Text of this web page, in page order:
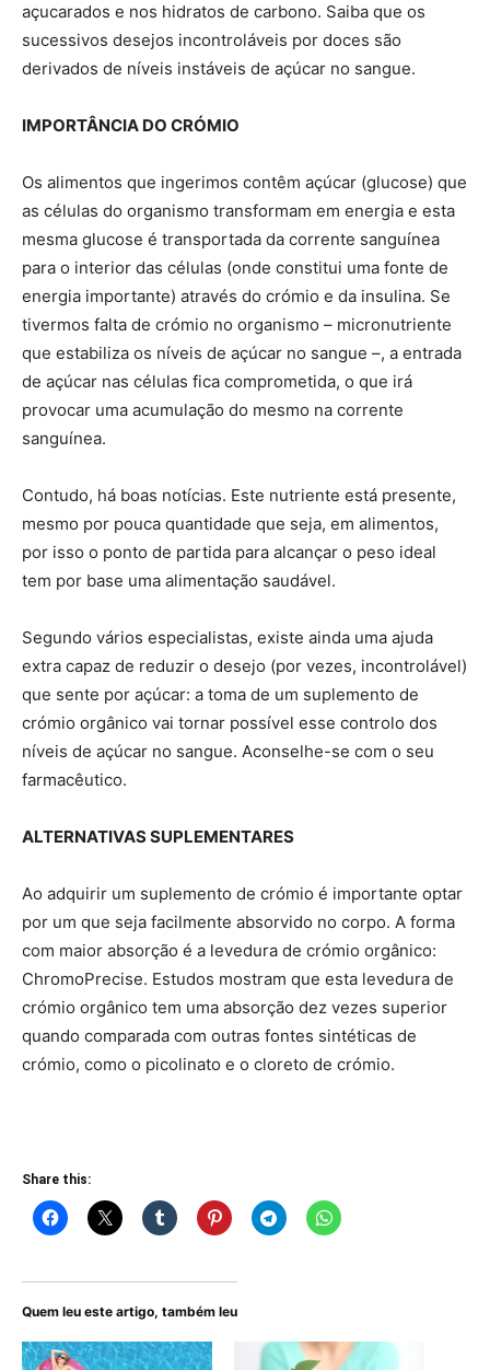
açucarados e nos hidratos de carbono. Saiba que os
sucessivos desejos incontroláveis por doces são
derivados de níveis instáveis de açúcar no sangue.
IMPORTÂNCIA DO CRÓMIO
Os alimentos que ingerimos contêm açúcar (glucose) que
as células do organismo transformam em energia e esta
mesma glucose é transportada da corrente sanguínea
para o interior das células (onde constitui uma fonte de
energia importante) através do crómio e da insulina. Se
tivermos falta de crómio no organismo – micronutriente
que estabiliza os níveis de açúcar no sangue –, a entrada
de açúcar nas células fica comprometida, o que irá
provocar uma acumulação do mesmo na corrente
sanguínea.
Contudo, há boas notícias. Este nutriente está presente,
mesmo por pouca quantidade que seja, em alimentos,
por isso o ponto de partida para alcançar o peso ideal
tem por base uma alimentação saudável.
Segundo vários especialistas, existe ainda uma ajuda
extra capaz de reduzir o desejo (por vezes, incontrolável)
que sente por açúcar: a toma de um suplemento de
crómio orgânico vai tornar possível esse controlo dos
níveis de açúcar no sangue. Aconselhe-se com o seu
farmacêutico.
ALTERNATIVAS SUPLEMENTARES
Ao adquirir um suplemento de crómio é importante optar
por um que seja facilmente absorvido no corpo. A forma
com maior absorção é a levedura de crómio orgânico:
ChromoPrecise. Estudos mostram que esta levedura de
crómio orgânico tem uma absorção dez vezes superior
quando comparada com outras fontes sintéticas de
crómio, como o picolinato e o cloreto de crómio.
Share this:
Quem leu este artigo, também leu